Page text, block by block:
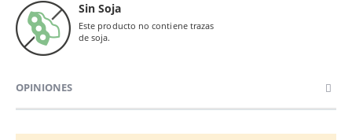
Sin Soja
Este producto no contiene trazas
de soja.
OPINIONES